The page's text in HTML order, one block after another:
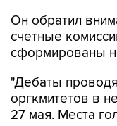
Он обратил
счетные
сформированы
"Дебаты
оргкмитетов в
27 мая. Места